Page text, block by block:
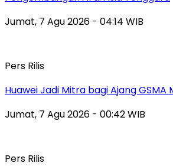
Jumat, 7 Agu 2026 - 04:14 WIB
Pers Rilis
Huawei Jadi Mitra bagi Ajang GSMA
Jumat, 7 Agu 2026 - 00:42 WIB
Pers Rilis